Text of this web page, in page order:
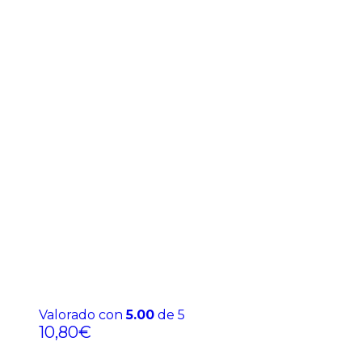
Valorado con5.00 de 5
10,80€